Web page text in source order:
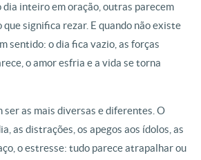
dia inteiro em oração, outras parecem
que significa rezar. E quando não existe
sentido: o dia fica vazio, as forças
o amor esfria e a vida se torna
ser as mais diversas e diferentes. O
as distrações, os apegos aos ídolos, as
o estresse: tudo parece atrapalhar ou